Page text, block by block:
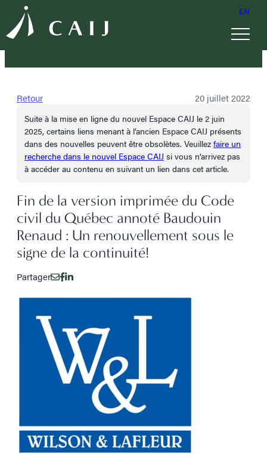
EN
Retour 20 juillet 2022
Suite à la mise en ligne du nouvel Espace CAIJ le 2 juin
2025, certains liens menant à l’ancien Espace CAIJ présents
dans des nouvelles peuvent être obsolètes. Veuillez faire un
recherche dans le nouvel Espace CAIJ si vous n’arrivez pas
à accéder au contenu en suivant un lien dans cet article.
Fin de la version imprimée du Code
civil du Québec annoté Baudouin
Renaud : Un renouvellement sous le
signe de la continuité!
Partager